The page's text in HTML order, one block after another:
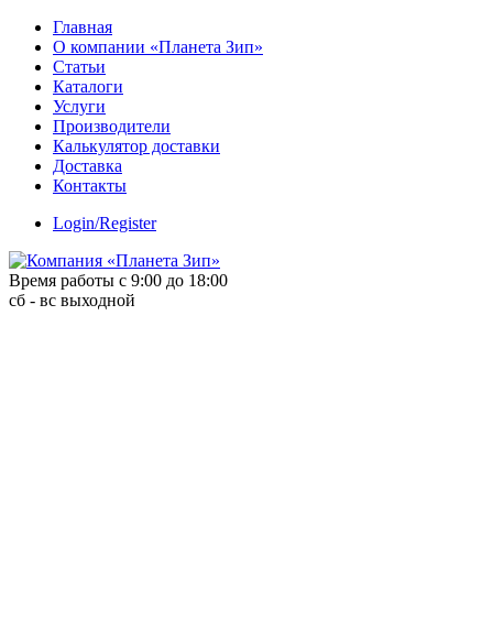
Skip
content
Главная
О компании «Планета Зип»
Статьи
Каталоги
Услуги
Производители
Калькулятор доставки
Доставка
Контакты
Login/Register
Время работы с 9:00 до 18:00
сб - вс выходной